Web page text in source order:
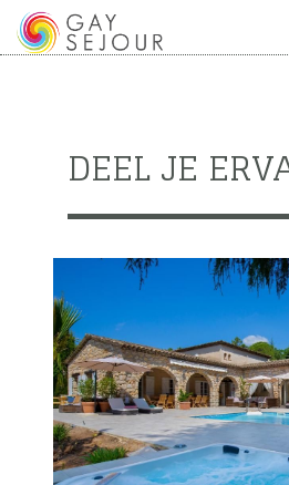
DEEL JE